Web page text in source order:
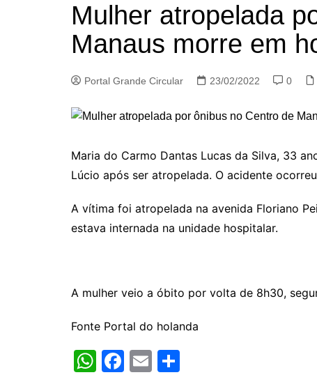
Mulher atropelada
Manaus morre em
Portal Grande Circular 23/02/2022 0
Maria do Carmo Dantas Lucas da Silva, 33
Lúcio após ser atropelada. O acidente
A vítima foi atropelada na avenida Floriano
estava internada na unidade hospitalar.
A mulher veio a óbito por volta de 8h30,
Fonte Portal do holanda
W F
E